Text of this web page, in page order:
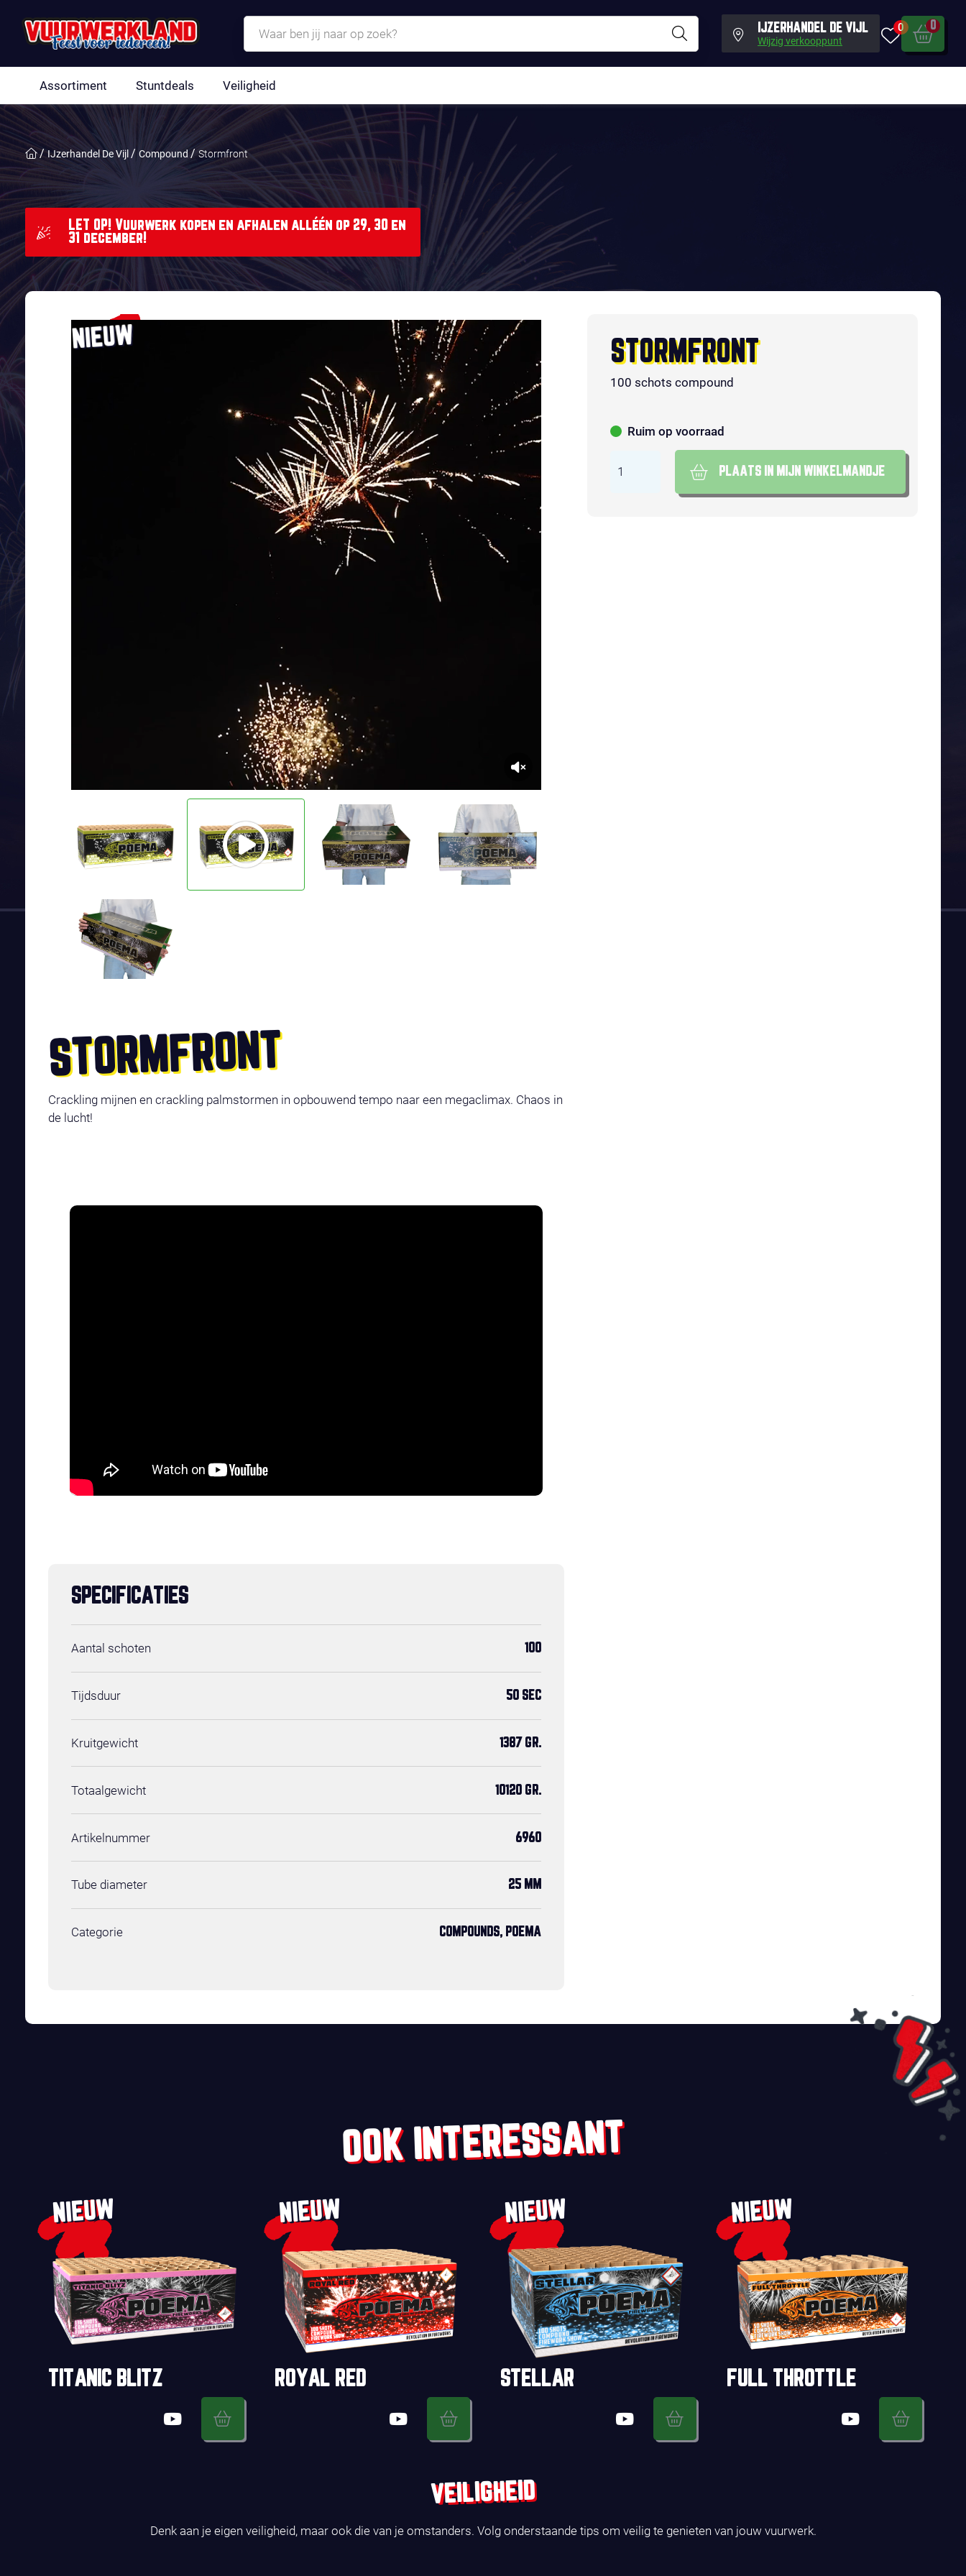
IJZERHANDEL DE VIJL
Wijzig verkooppunt
0 0
Assortiment Stuntdeals Veiligheid
IJzerhandel De Vijl Compound Stormfront
LET OP! Vuurwerk kopen en afhalen alléén op 29, 30 en
31 december!
NIEUW
STORMFRONT
Crackling mijnen en crackling palmstormen in opbouwend tempo naar een megaclimax. Chaos in
de lucht!
STORMFRONT
100 schots compound
Ruim op voorraad
PLAATS IN MIJN WINKELMANDJE
SPECIFICATIES
Aantal schoten 100
Tijdsduur 50 SEC
Kruitgewicht 1387 GR.
Totaalgewicht 10120 GR.
Artikelnummer 6960
Tube diameter 25 MM
Categorie COMPOUNDS, POEMA
OOK INTERESSANT
NIEUW
TITANIC BLITZ
NIEUW
ROYAL RED
NIEUW
STELLAR
NIEUW
FULL THROTTLE
VEILIGHEID
Denk aan je eigen veiligheid, maar ook die van je omstanders. Volg onderstaande tips om veilig te genieten van jouw vuurwerk.